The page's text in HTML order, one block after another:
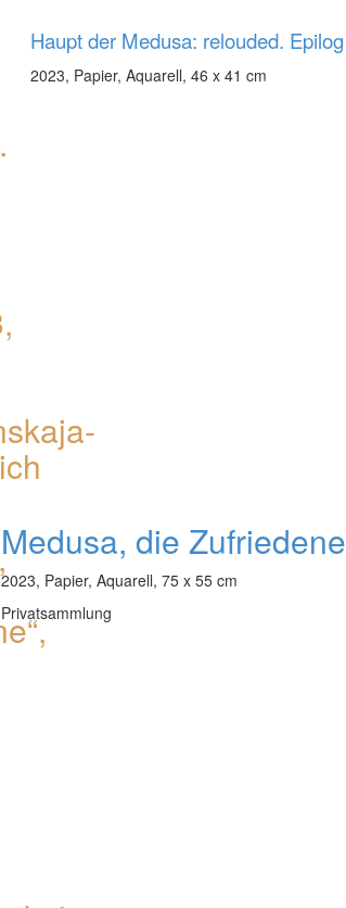
Haupt der Medusa: relouded. Epilog
2023, Papier, Aquarell, 46 x 41 cm
Medusa, die Zufriedene
2023, Papier, Aquarell, 75 x 55 cm
Privatsammlung